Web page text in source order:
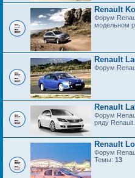
Renault
Форум
модельном
Renault
Форум
Renault
Форум
ряду
Renault
Форум
Темы: 13